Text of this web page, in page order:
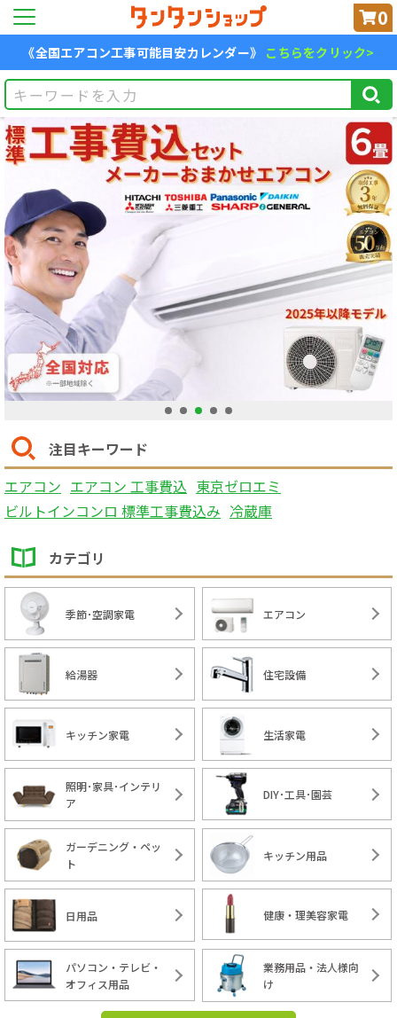
0
《全国エアコン工事可能目安カレンダー》 こちらをクリック>
1 2 3 4 5
注目キーワード
エアコン エアコン 工事費込 東京ゼロエミ
ビルトインコンロ 標準工事費込み 冷蔵庫
カテゴリ
季節･空調家電 エアコン
給湯器 住宅設備
キッチン家電 生活家電
照明･家具･インテリ
ア
DIY･工具･園芸
ガーデニング・ペッ
ト
キッチン用品
日用品 健康・理美容家電
パソコン・テレビ・
オフィス用品
業務用品・法人様向
け